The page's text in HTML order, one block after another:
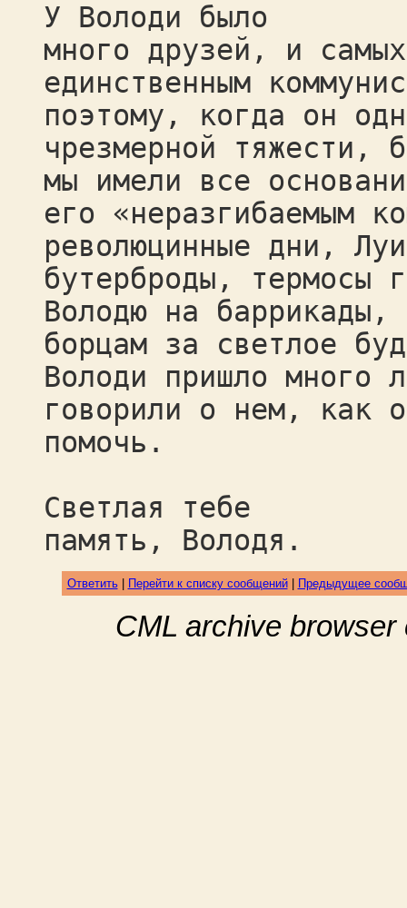
У Володи было
много друзей, и
единственным
поэтому, когда он
чрезмерной тяжести,
мы имели все
его «неразгибаемым
революцинные дни,
бутерброды, термосы
Володю на баррикады,
борцам за светлое
Володи пришло много
говорили о нем, как
помочь.
Светлая тебе
память, Володя.
Ответить| Перейти к списку сообщений| Предыдущее
CML archive